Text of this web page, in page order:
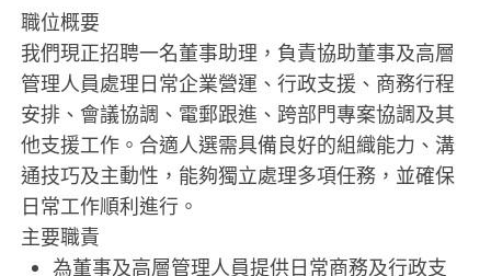
職位概要
我們現正招聘一名董事助理，負責協助董事及高層
管理人員處理日常企業營運、行政支援、商務行程
安排、會議協調、電郵跟進、跨部門專案協調及其
他支援工作。合適人選需具備良好的組織能力、溝
通技巧及主動性，能夠獨立處理多項任務，並確保
日常工作順利進行。
主要職責
為董事及高層管理人員提供日常商務及行政支